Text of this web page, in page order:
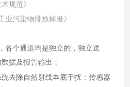
规范》
业污染物排放标准》
各个通道均是独立的，独立送
据及报告输出 ；
去除自然射线本底干扰 ；传感器